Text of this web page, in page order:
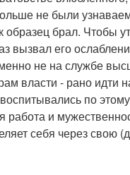
не были
брал. Чтобы
вызвал его
не на службе
власти - рано идти
по
и
себя через свою